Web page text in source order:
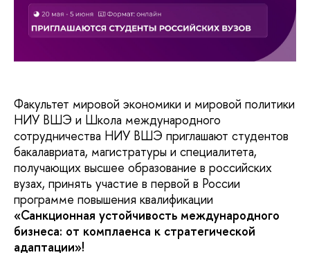
Факультет мировой экономики и мировой политики
НИУ ВШЭ и Школа международного
сотрудничества НИУ ВШЭ приглашают студентов
бакалавриата, магистратуры и специалитета,
получающих высшее образование в российских
вузах, принять участие в первой в России
программе повышения квалификации
«Санкционная устойчивость международного
бизнеса: от комплаенса к стратегической
адаптации»!